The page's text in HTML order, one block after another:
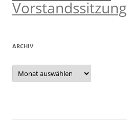
Vorstandssitzung
ARCHIV
Archiv